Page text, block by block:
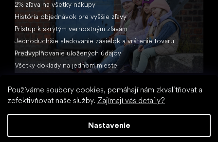
Používáme soubory cookies, pomáhají nám zkvalitňovat a
zefektivňovat naše služby. Zajímají vás detaily?
Nastavenie
2% zľava na všetky nákupy
História objednávok pre vyššie zľavy
Prístup k skrytým vernostným zľavám
Jednoduchšie sledovanie zásielok a vrátenie tovaru
Predvyplňovanie uložených údajov
Všetky doklady na jednom mieste
Vytvoril Shoptet